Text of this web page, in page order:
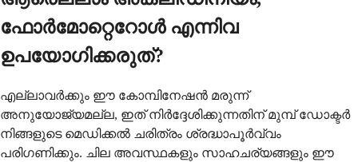
ഫോർമോറ്റെറോൾ എന്നിവ
ഉപയോഗിക്കരുത്?
എല്ലാവർക്കും ഈ കോമ്പിനേഷൻ മരുന്ന്
അനുയോജ്യമല്ല, ഇത് നിർദ്ദേശിക്കുന്നതിന് മുമ്പ് ഡോക്ടർ
നിങ്ങളുടെ മെഡിക്കൽ ചരിത്രം ശ്രദ്ധാപൂർവ്വം
പരിഗണിക്കും. ചില അവസ്ഥകളും സാഹചര്യങ്ങളും ഈ